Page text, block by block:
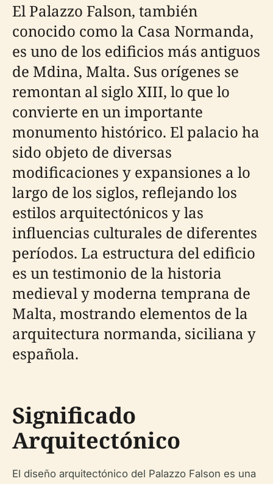
El Palazzo Falson, también
conocido como la Casa Normanda,
es uno de los edificios más antiguos
de Mdina, Malta. Sus orígenes se
remontan al siglo XIII, lo que lo
convierte en un importante
monumento histórico. El palacio ha
sido objeto de diversas
modificaciones y expansiones a lo
largo de los siglos, reflejando los
estilos arquitectónicos y las
influencias culturales de diferentes
períodos. La estructura del edificio
es un testimonio de la historia
medieval y moderna temprana de
Malta, mostrando elementos de la
arquitectura normanda, siciliana y
española.
Significado
Arquitectónico
El diseño arquitectónico del Palazzo Falson es una